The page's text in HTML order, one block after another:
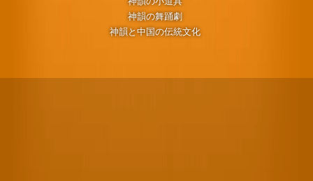
神韻の舞踊劇
神韻と中国の伝統文化